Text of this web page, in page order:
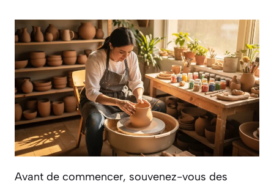
Avant de commencer, souvenez-vous des